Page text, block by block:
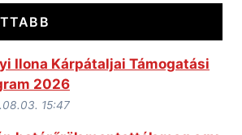
Ilona Kárpátaljai Támogatási
2026
15:47